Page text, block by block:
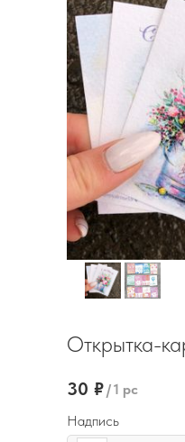
Открытка-
30 ₽ /1 pc
Надпись